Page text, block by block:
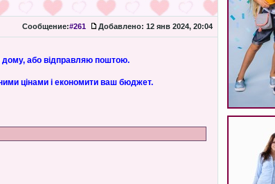
Сообщение:#261 Добавлено: 12 янв 2024, 20:04
дому, або відправляю поштою.
цінами і економити ваш бюджет.